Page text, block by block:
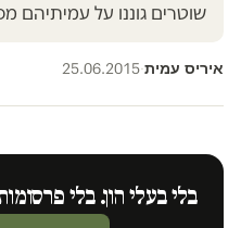
שוטרים גוננו על עמיתיהם
איריס עמית·
25.06.2015
בלי בעלי הון. בלי